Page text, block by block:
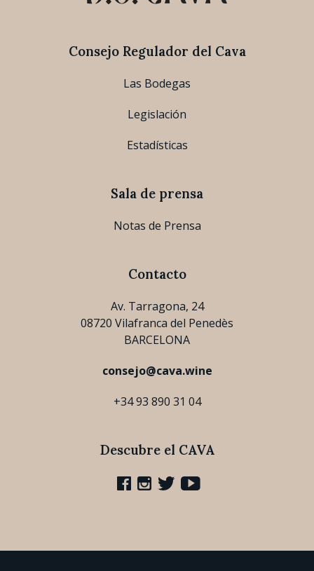
Consejo Regulador del Cava
Las Bodegas
Legislación
Estadísticas
Sala de prensa
Notas de Prensa
Contacto
Av. Tarragona, 24
08720 Vilafranca del Penedès
BARCELONA
consejo@cava.wine
+34 93 890 31 04
Descubre el CAVA